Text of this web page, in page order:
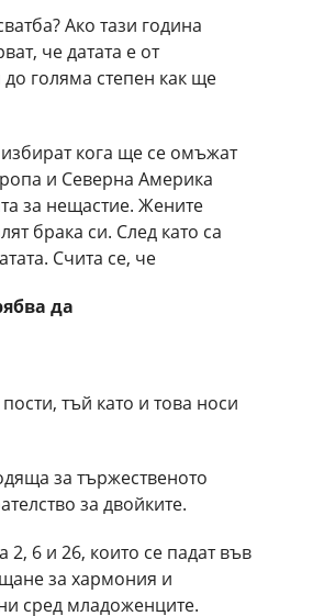
Ако тази година
че датата е от
голяма степен как ще
кога ще се омъжат
и Северна Америка
за нещастие. Жените
брака си. След като са
Счита се, че
да
тъй като и това носи
за тържественото
за двойките.
6 и 26, които се падат във
за хармония и
сред младоженците.